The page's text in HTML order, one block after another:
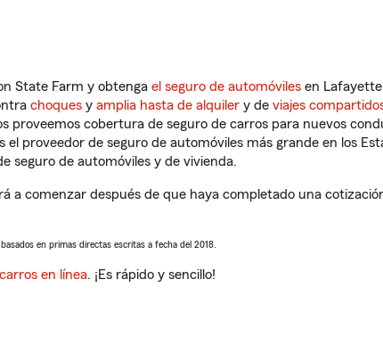
State Farm y obtenga el seguro de automóviles en
choques y amplia hasta de alquiler y de viajes
proveemos cobertura de seguro de carros para nuevos
el proveedor de seguro de automóviles más grande en los
seguro de automóviles y de vivienda.
a comenzar después de que haya completado una
en primas directas escritas a fecha del 2018.
en línea. ¡Es rápido y sencillo!